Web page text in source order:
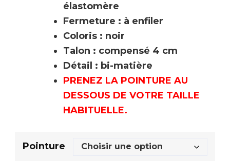
élastomère
Fermeture : à enfiler
Coloris : noir
Talon : compensé 4 cm
Détail : bi-matière
PRENEZ LA POINTURE AU
DESSOUS DE VOTRE TAILLE
HABITUELLE.
Pointure